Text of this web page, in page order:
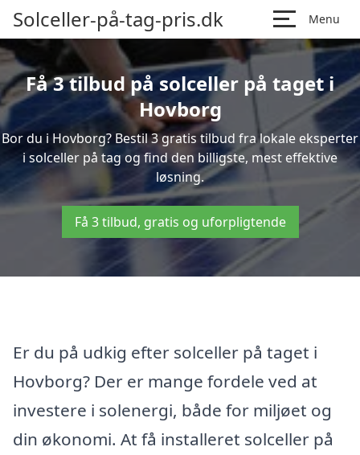
Solceller-på-tag-pris.dk Menu
Få 3 tilbud på solceller på taget i
Hovborg
Bor du i Hovborg? Bestil 3 gratis tilbud fra lokale eksperter
i solceller på tag og find den billigste, mest effektive
løsning.
Få 3 tilbud, gratis og uforpligtende
Er du på udkig efter solceller på taget i
Hovborg? Der er mange fordele ved at
investere i solenergi, både for miljøet og
din økonomi. At få installeret solceller på